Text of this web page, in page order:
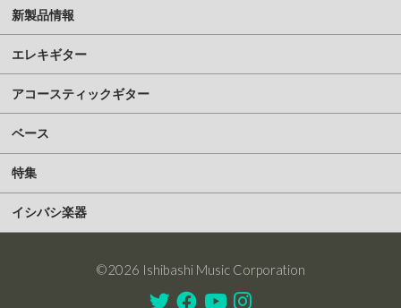
新製品情報
エレキギター
アコースティックギター
ベース
特集
イシバシ楽器
©2026 Ishibashi Music Corporation
TwitterFacebook
YoutubeInstagram